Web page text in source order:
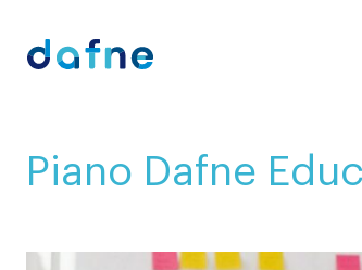
Consorzio Dafne
Piano Dafne